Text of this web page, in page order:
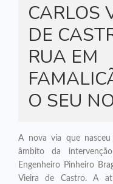
CARLOS
DE
RUA EM
O SEU
A nova via que
âmbito da
Engenheiro Pinheiro
Vieira de Castro. A